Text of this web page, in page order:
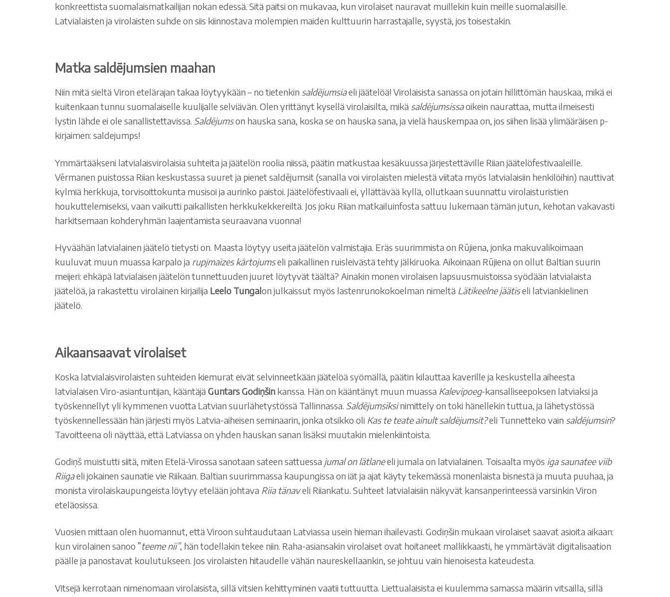
konkreettista suomalaismatkailijan nokan edessä. Sitä paitsi on mukavaa, kun virolaiset nauravat muillekin kuin meille suomalaisille.
Latvialaisten ja virolaisten suhde on siis kiinnostava molempien maiden kulttuurin harrastajalle, syystä, jos toisestakin.
Matka saldējumsien maahan
Niin mitä sieltä Viron etelärajan takaa löytyykään – no tietenkin saldējumsiaeli jäätelöä! Virolaisista sanassa on jotain hillittömän hauskaa, mikä ei
kuitenkaan tunnu suomalaiselle kuulijalle selviävän. Olen yrittänyt kysellä virolaisilta, mikä saldējumsissaoikein naurattaa, mutta ilmeisesti
lystin lähde ei ole sanallistettavissa. Saldējumson hauska sana, koska se on hauska sana, ja vielä hauskempaa on, jos siihen lisää ylimääräisen p-
kirjaimen: saldejumps!
Ymmärtääkseni latvialaisvirolaisia suhteita ja jäätelön roolia niissä, päätin matkustaa kesäkuussa järjestettäville Riian jäätelöfestivaaleille.
Vērmanen puistossa Riian keskustassa suuret ja pienet saldējumsit (sanalla voi virolaisten mielestä viitata myös latvialaisiin henkilöihin) nauttivat
kylmiä herkkuja, torvisoittokunta musisoi ja aurinko paistoi. Jäätelöfestivaali ei, yllättävää kyllä, ollutkaan suunnattu virolaisturistien
houkuttelemiseksi, vaan vaikutti paikallisten herkkukekkereiltä. Jos joku Riian matkailuinfosta sattuu lukemaan tämän jutun, kehotan vakavasti
harkitsemaan kohderyhmän laajentamista seuraavana vuonna!
Hyväähän latvialainen jäätelö tietysti on. Maasta löytyy useita jäätelön valmistajia. Eräs suurimmista on Rūjiena, jonka makuvalikoimaan
kuuluvat muun muassa karpalo ja rupjmaizes kārtojumseli paikallinen ruisleivästä tehty jälkiruoka. Aikoinaan Rūjiena on ollut Baltian suurin
meijeri: ehkäpä latvialaisen jäätelön tunnettuuden juuret löytyvät täältä? Ainakin monen virolaisen lapsuusmuistoissa syödään latvialaista
jäätelöä, ja rakastettu virolainen kirjailija Leelo Tungalon julkaissut myös lastenrunokokoelman nimeltä Lätikeelne jäätiseli latviankielinen
jäätelö.
Aikaansaavat virolaiset
Koska latvialaisvirolaisten suhteiden kiemurat eivät selvinneetkään jäätelöä syömällä, päätin kilauttaa kaverille ja keskustella aiheesta
latvialaisen Viro-asiantuntijan, kääntäjäGuntars Godiņšinkanssa. Hän on kääntänyt muun muassa Kalevipoeg-kansalliseepoksen latviaksi ja
työskennellyt yli kymmenen vuotta Latvian suurlähetystössä Tallinnassa. Saldējumsiksinimittely on toki hänellekin tuttua, ja lähetystössä
työskennellessään hän järjesti myös Latvia-aiheisen seminaarin, jonka otsikko oli Kas te teate ainult saldējumsit?eli Tunnetteko vain saldējumsin?
Tavoitteena oli näyttää, että Latviassa on yhden hauskan sanan lisäksi muutakin mielenkiintoista.
Godiņš muistutti siitä, miten Etelä-Virossa sanotaan sateen sattuessa jumal on lätlaneeli jumala on latvialainen. Toisaalta myös iga saunatee viib
Riigaeli jokainen saunatie vie Riikaan. Baltian suurimmassa kaupungissa on iät ja ajat käyty tekemässä monenlaista bisnestä ja muuta puuhaa, ja
monista virolaiskaupungeista löytyy etelään johtava Riia tänaveli Riiankatu. Suhteet latvialaisiin näkyvät kansanperinteessä varsinkin Viron
eteläosissa.
Vuosien mittaan olen huomannut, että Viroon suhtaudutaan Latviassa usein hieman ihailevasti. Godiņšin mukaan virolaiset saavat asioita aikaan:
kun virolainen sanoo ”teeme nii”, hän todellakin tekee niin. Raha-asiansakin virolaiset ovat hoitaneet mallikkaasti, he ymmärtävät digitalisaation
päälle ja panostavat koulutukseen. Jos virolaisten hitaudelle vähän naureskellaankin, se johtuu vain hienoisesta kateudesta.
Vitsejä kerrotaan nimenomaan virolaisista, sillä vitsien kehittyminen vaatii tuttuutta. Liettualaisista ei kuulemma samassa määrin vitsailla, sillä